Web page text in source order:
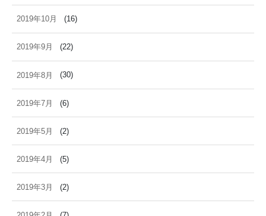
2019年10月 (16)
2019年9月 (22)
2019年8月 (30)
2019年7月 (6)
2019年5月 (2)
2019年4月 (5)
2019年3月 (2)